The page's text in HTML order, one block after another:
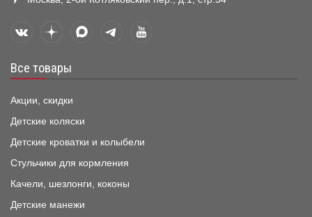
Все товары
Акции, скидки
Детские коляски
Детские кроватки и колыбели
Стульчики для кормления
Качели, шезлонги, коконы
Детские манежи